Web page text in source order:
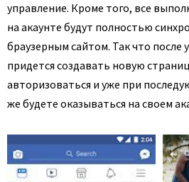
управление. Кроме того, все
на акаунте будут полностью
браузерным сайтом. Так что после
придется создавать новую
авторизоваться и уже при
же будете оказываться на своем